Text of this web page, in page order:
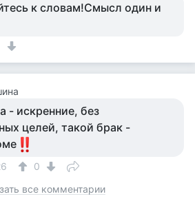
к словам!Смысл один и
- искренние, без
целей, такой брак -
0
все комментарии